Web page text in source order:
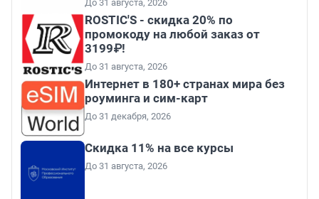
До 31 августа, 2026
ROSTIC'S - скидка 20% по
промокоду на любой заказ от
3199₽!
До 31 августа, 2026
Интернет в 180+ странах мира без
роуминга и сим-карт
До 31 декабря, 2026
Скидка 11% на все курсы
До 31 августа, 2026